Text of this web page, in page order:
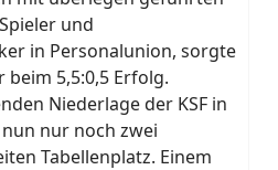
und
in Personalunion, sorgte
5,5:0,5 Erfolg.
Niederlage der KSF in
nur noch zwei
Tabellenplatz. Einem